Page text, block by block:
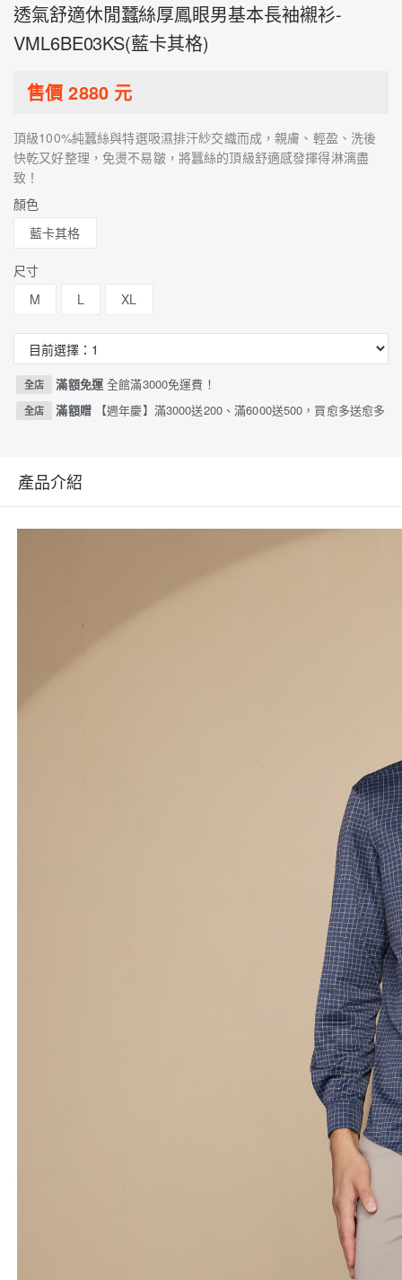
透氣舒適休閒蠶絲厚鳳眼男基本長袖襯衫-
VML6BE03KS(藍卡其格)
售價2880元
頂級100%純蠶絲與特選吸濕排汗紗交織而成，親膚、輕盈、洗後
快乾又好整理，免燙不易皺，將蠶絲的頂級舒適感發揮得淋漓盡
致！
顏色
藍卡其格
尺寸
M
L XL
全店 滿額免運全館滿3000免運費！
全店 滿額贈 【週年慶】滿3000送200、滿6000送500，買愈多送愈多
產品介紹